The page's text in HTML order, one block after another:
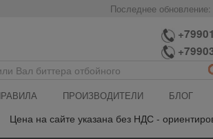
Последнее
ПРОИЗВОДИТЕЛИ БЛОГ
Цена на сайте указана без НДС -